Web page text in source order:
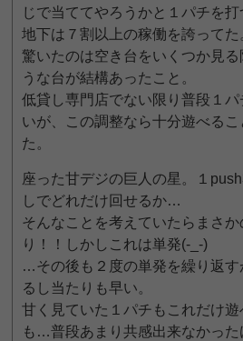
じで当ててやろうかと１パチを打
地下は７割以上の稼働を誇ってた
驚いたのは空き台をいくつか見
うな台が結構あったこと。
低貸し専門店でない限り普段１
いが、この調整なら十分遊べる
た。
座った甘デジの巨人の星。１
しでどれだけ回せるか…
そんなことを考えていたらまさ
り！！しかしこれは単発(-_-)
…その後も２度の単発を繰り返す
るし当たりも早い。
甘く見ていた１パチもこれだけ
も…普段あまり共感出来なかった